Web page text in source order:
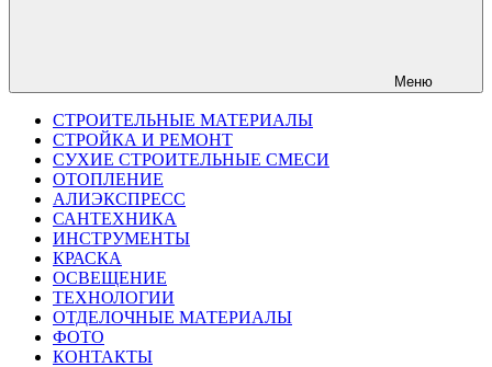
Меню
СТРОИТЕЛЬНЫЕ МАТЕРИАЛЫ
СТРОЙКА И РЕМОНТ
СУХИЕ СТРОИТЕЛЬНЫЕ СМЕСИ
ОТОПЛЕНИЕ
АЛИЭКСПРЕСС
САНТЕХНИКА
ИНСТРУМЕНТЫ
КРАСКА
ОСВЕЩЕНИЕ
ТЕХНОЛОГИИ
ОТДЕЛОЧНЫЕ МАТЕРИАЛЫ
ФОТО
КОНТАКТЫ